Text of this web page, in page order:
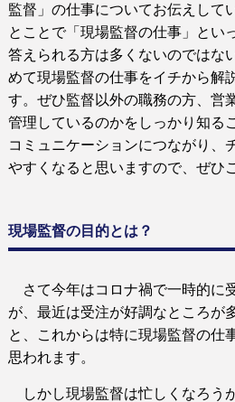
監督」の仕事についてお伝えして
とことで「現場監督の仕事」とい
答えられる方は多くないのでは
めて現場監督の仕事をイチから解
す。ぜひ監督以外の職務の方、営
管理しているのかをしっかり知る
コミュニケーションにつながり、
やすくなると思いますので、ぜひ
現場監督の目的とは？
さて今年はコロナ禍で一時的に
が、最近は受注が好調なところが
と、これからは特に現場監督の仕
思われます。
しかし現場監督は忙しくなろう